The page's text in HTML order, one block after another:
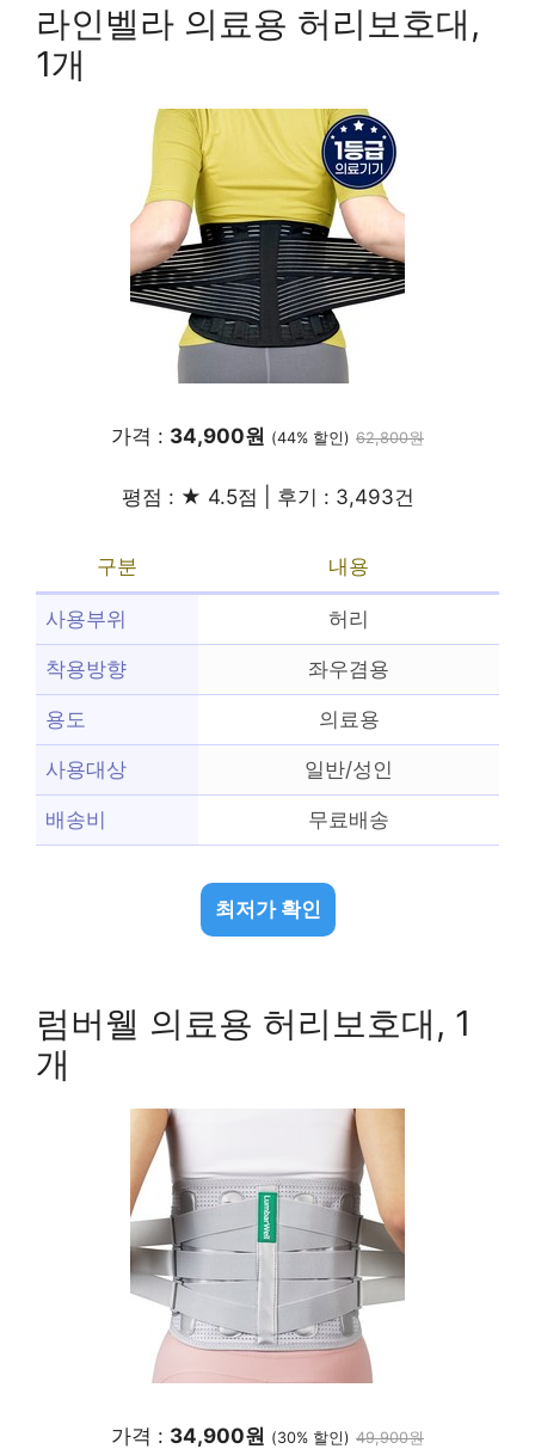
라인벨라 의료용 허리보호대,
1개
가격 : 34,900원 (44% 할인) 62,800원
평점 : ★ 4.5점 | 후기 : 3,493건
구분 내용
사용부위 허리
착용방향 좌우겸용
용도 의료용
사용대상 일반/성인
배송비 무료배송
최저가 확인
럼버웰 의료용 허리보호대, 1
개
가격 : 34,900원 (30% 할인) 49,900원